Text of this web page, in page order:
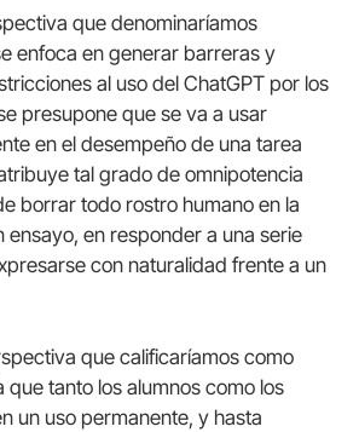
que denominaríamos
enfoca en generar barreras y
al uso del ChatGPT por los
presupone que se va a usar
en el desempeño de una tarea
tal grado de omnipotencia
borrar todo rostro humano en la
ensayo, en responder a una serie
con naturalidad frente a un
que calificaríamos como
que tanto los alumnos como los
un uso permanente, y hasta